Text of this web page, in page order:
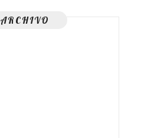
ARCHIVO